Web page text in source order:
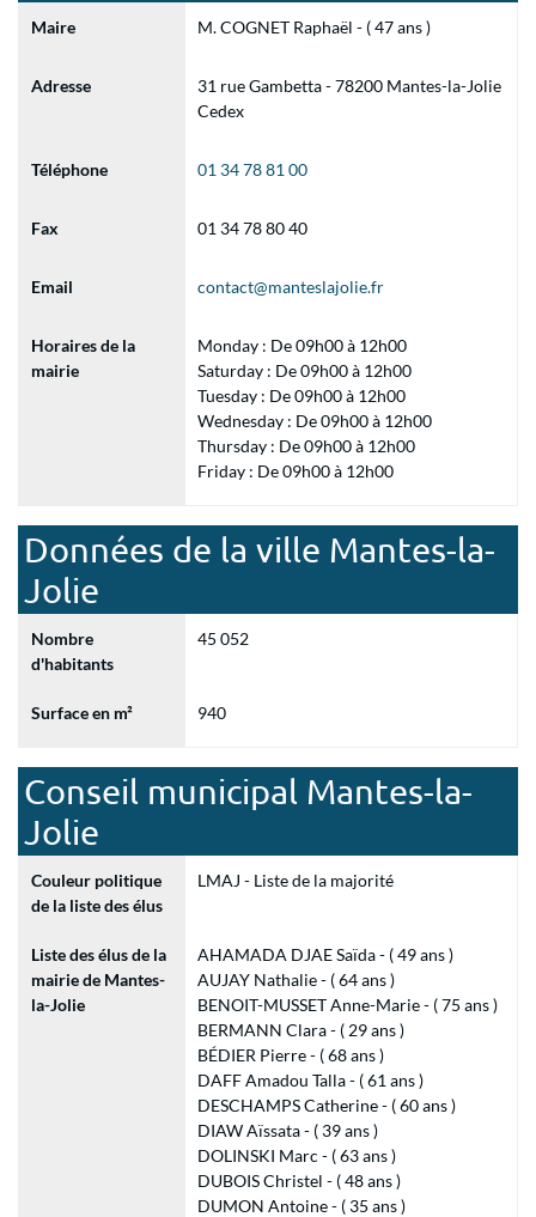
Maire M. COGNET Raphaël - ( 47 ans )
Adresse
31 rue Gambetta - 78200 Mantes-la-Jolie
Cedex
Téléphone 01 34 78 81 00
Fax 01 34 78 80 40
Email contact@manteslajolie.fr
Horaires de la
mairie
Monday : De 09h00 à 12h00
Saturday : De 09h00 à 12h00
Tuesday : De 09h00 à 12h00
Wednesday : De 09h00 à 12h00
Thursday : De 09h00 à 12h00
Friday : De 09h00 à 12h00
Données de la ville Mantes-la-
Jolie
Nombre
d'habitants
45 052
Surface en m² 940
Conseil municipal Mantes-la-
Jolie
Couleur politique
de la liste des élus
LMAJ - Liste de la majorité
Liste des élus de la
mairie de Mantes-
la-Jolie
AHAMADA DJAE Saïda - ( 49 ans )
AUJAY Nathalie - ( 64 ans )
BENOIT-MUSSET Anne-Marie - ( 75 ans )
BERMANN Clara - ( 29 ans )
BÉDIER Pierre - ( 68 ans )
DAFF Amadou Talla - ( 61 ans )
DESCHAMPS Catherine - ( 60 ans )
DIAW Aïssata - ( 39 ans )
DOLINSKI Marc - ( 63 ans )
DUBOIS Christel - ( 48 ans )
DUMON Antoine - ( 35 ans )